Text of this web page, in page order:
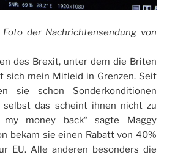
der Nachrichtensendung von
des Brexit, unter dem die Briten
sich mein Mitleid in Grenzen. Seit
sie schon Sonderkonditionen
selbst das scheint ihnen nicht zu
money back“ sagte Maggy
bekam sie einen Rabatt von 40%
EU. Alle anderen besonders die